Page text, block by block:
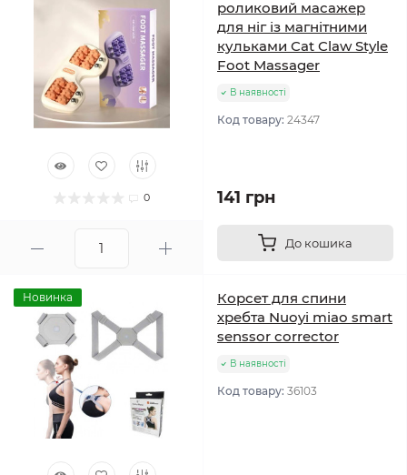
0
роликовий масажер
для ніг із магнітними
кульками Cat Claw Style
Foot Massager
В наявності
Код товару: 24347
141 грн
До кошика
Новинка
Корсет для спини
хребта Nuoyi miao smart
senssor corrector
В наявності
Код товару: 36103